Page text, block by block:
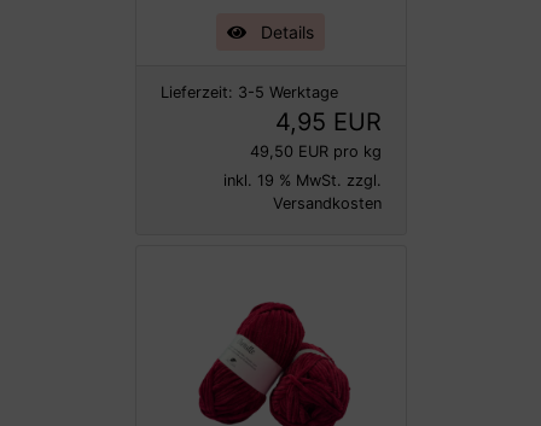
Details
Lieferzeit: 3-5 Werktage
4,95 EUR
49,50 EUR pro kg
inkl. 19 % MwSt. zzgl.
Versandkosten